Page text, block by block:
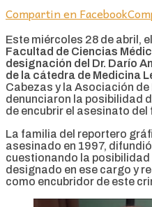
Compartin en Facebook
Este miércoles 28 de abril,
Facultad de Ciencias
designación del Dr. Darío
de la cátedra de Medicina
Cabezas y la Asociación
denunciaron la posibilidad
de encubrir el asesinato
La familia del reportero
asesinado en 1997,
cuestionando la posibilidad
designado en ese cargo y
como encubridor de este